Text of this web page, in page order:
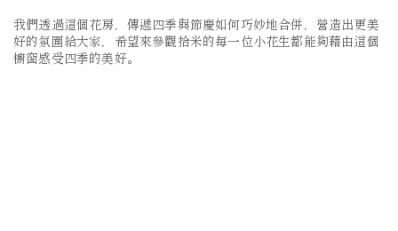
我們透過這個花房，傳遞四季與節慶如何巧妙地合併，營造出更美
好的氛圍給大家，希望來參觀拾米的每一位小花生都能夠藉由這個
櫥窗感受四季的美好。